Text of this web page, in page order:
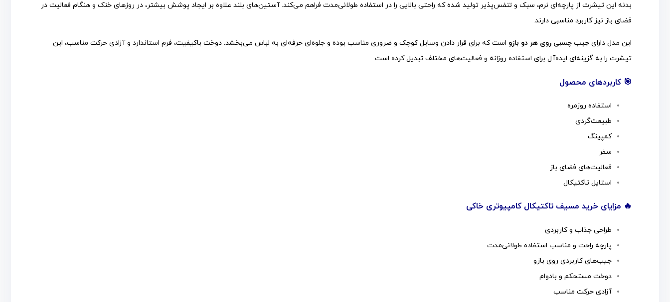
بدنه این تیشرت از پارچه‌ای نرم، سبک و تنفس‌پذیر تولید شده که راحتی بالایی را در استفاده طولانی‌مدت فراهم می‌کند. آستین‌های بلند علاوه بر ایجاد پوشش بیشتر، در روزهای خنک و هنگام فعالیت در
فضای باز نیز کاربرد مناسبی دارند.
این مدل دارای جیب چسبی روی هر دو بازو است که برای قرار دادن وسایل کوچک و ضروری مناسب بوده و جلوه‌ای حرفه‌ای به لباس می‌بخشد. دوخت باکیفیت، فرم استاندارد و آزادی حرکت مناسب، این
تیشرت را به گزینه‌ای ایده‌آل برای استفاده روزانه و فعالیت‌های مختلف تبدیل کرده است.
🎯 کاربردهای محصول
استفاده روزمره
طبیعت‌گردی
کمپینگ
سفر
فعالیت‌های فضای باز
استایل تاکتیکال
🔥 مزایای خرید مسیف تاکتیکال کامپیوتری خاکی
طراحی جذاب و کاربردی
پارچه راحت و مناسب استفاده طولانی‌مدت
جیب‌های کاربردی روی بازو
دوخت مستحکم و بادوام
آزادی حرکت مناسب